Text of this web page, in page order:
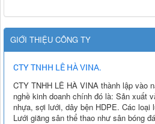
GIỚI THIỆU CÔNG TY
CTY TNHH LÊ HÀ VINA.
CTY TNHH LÊ HÀ VINA thành lập vào
nghề kinh doanh chính đó là: Sản xuất
nhựa, sợi lưới, dây bện HDPE.
Lưới giăng sân thể thao như sân bóng